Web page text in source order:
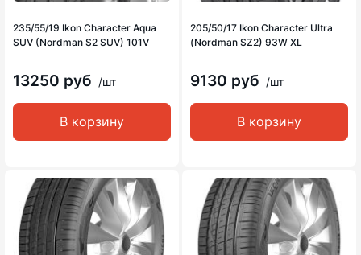
235/55/19 Ikon Character Aqua
SUV (Nordman S2 SUV) 101V
13250 руб /шт
В корзину
205/50/17 Ikon Character Ultra
(Nordman SZ2) 93W XL
9130 руб /шт
В корзину